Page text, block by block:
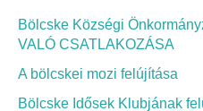
Nyomtatványok
Szabályzatok
Bölcske Községi
VALÓ CSATLAKOZÁSA
A bölcskei mozi felújítása
Bölcske Idősek Klubjának